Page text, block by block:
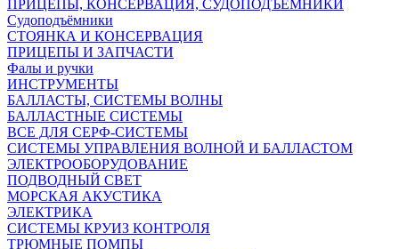
ПРИЦЕПЫ, КОНСЕРВАЦИЯ, СУДОПОДЪЁМНИКИ
Судоподъёмники
СТОЯНКА И КОНСЕРВАЦИЯ
ПРИЦЕПЫ И ЗАПЧАСТИ
Фалы и ручки
ИНСТРУМЕНТЫ
БАЛЛАСТЫ, СИСТЕМЫ ВОЛНЫ
БАЛЛАСТНЫЕ СИСТЕМЫ
ВСЕ ДЛЯ СЕРФ-СИСТЕМЫ
СИСТЕМЫ УПРАВЛЕНИЯ ВОЛНОЙ И БАЛЛАСТОМ
ЭЛЕКТРООБОРУДОВАНИЕ
ПОДВОДНЫЙ СВЕТ
МОРСКАЯ АКУСТИКА
ЭЛЕКТРИКА
СИСТЕМЫ КРУИЗ КОНТРОЛЯ
ТРЮМНЫЕ ПОМПЫ